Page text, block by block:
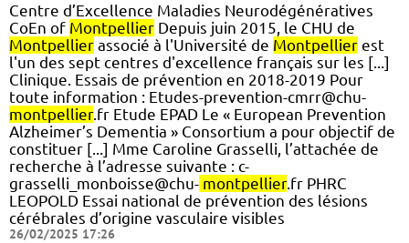
Centre d’Excellence Maladies Neurodégénératives
CoEn of Montpellier Depuis juin 2015, le CHU de
Montpellier associé à l'Université de Montpellier est
l'un des sept centres d'excellence français sur les [...]
Clinique. Essais de prévention en 2018-2019 Pour
toute information : Etudes-prevention-cmrr@chu-
montpellier.fr Etude EPAD Le « European Prevention
Alzheimer’s Dementia » Consortium a pour objectif de
constituer [...] Mme Caroline Grasselli, l’attachée de
recherche à l’adresse suivante : c-
grasselli_monboisse@chu- montpellier.fr PHRC
LEOPOLD Essai national de prévention des lésions
cérébrales d’origine vasculaire visibles
26/02/2025 17:26